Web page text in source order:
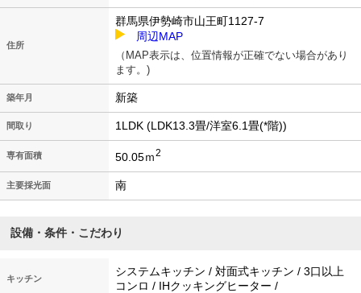
住所
群馬県伊勢崎市山王町1127-7
周辺MAP
（MAP表示は、位置情報が正確でない場合があり
ます。)
築年月 新築
間取り 1LDK (LDK13.3畳/洋室6.1畳(*階))
専有面積 50.05ｍ2
主要採光面 南
設備・条件・こだわり
キッチン
システムキッチン / 対面式キッチン / 3口以上
コンロ / IHクッキングヒーター /